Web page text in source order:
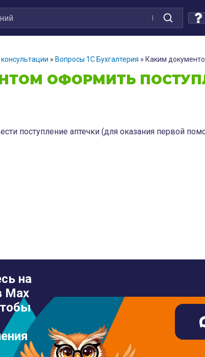
» Вопросы 1С Бухгалтерия » Каким
ОФОРМИТЬ
поступление аптечки (для оказания первой
на
Max